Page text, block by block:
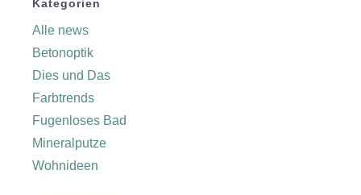
Kategorien
Alle news
Betonoptik
Dies und Das
Farbtrends
Fugenloses Bad
Mineralputze
Wohnideen